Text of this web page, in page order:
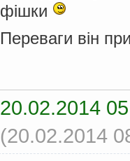
фішки
Переваги він
20.02.2014
(20.02.2014